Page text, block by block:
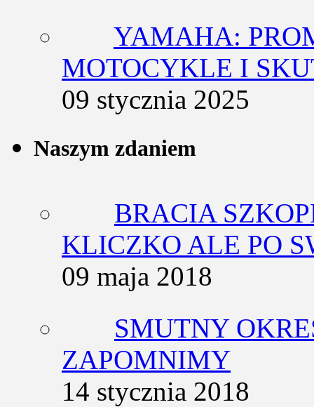
YAMAHA:
MOTOCYKLE I
09 stycznia 2025
Naszym zdaniem
BRACIA
KLICZKO ALE PO
09 maja 2018
SMUTNY
ZAPOMNIMY
14 stycznia 2018